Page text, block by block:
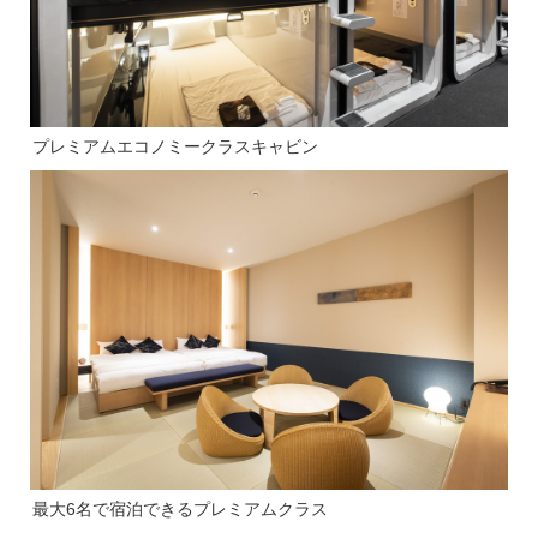
プレミアムエコノミークラスキャビン
最大6名で宿泊できるプレミアムクラス